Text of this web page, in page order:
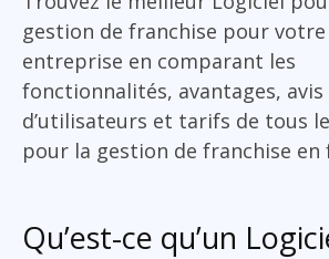
gestion de franchise pour votre
entreprise en comparant les
fonctionnalités, avantages, avis
d’utilisateurs et tarifs de tous
pour la gestion de franchise en
Qu’est-ce qu’un